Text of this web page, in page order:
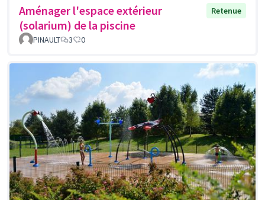
Aménager l'espace extérieur
(solarium) de la piscine
Retenue
PINAULT 3 0